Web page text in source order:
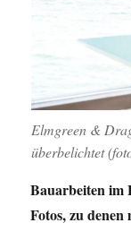
Elmgreen &
überbelichtet
Bauarbeiten im
Fotos, zu